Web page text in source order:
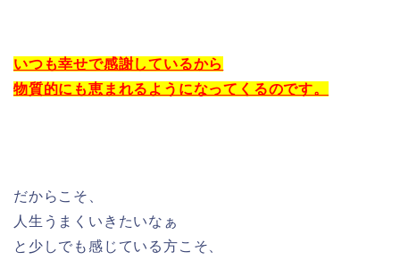
いつも幸せで感謝しているから
物質的にも恵まれるようになってくるのです。
だからこそ、
人生うまくいきたいなぁ
と少しでも感じている方こそ、